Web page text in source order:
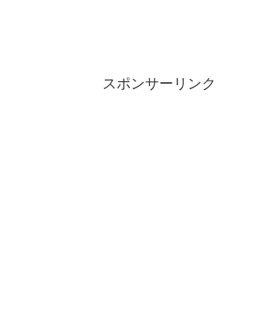
スポンサーリンク